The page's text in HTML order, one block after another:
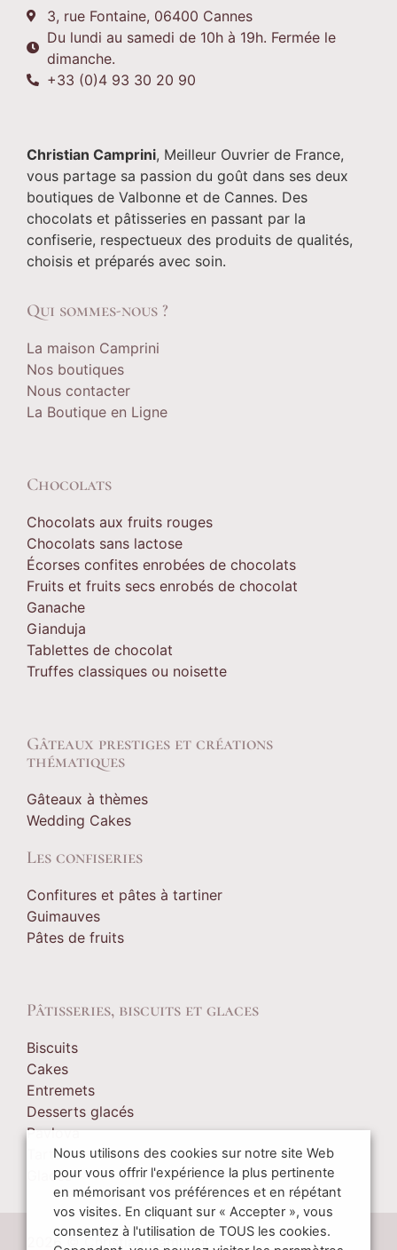
3, rue Fontaine, 06400 Cannes
Du lundi au samedi de 10h à 19h. Fermée le
dimanche.
+33 (0)4 93 30 20 90
Christian Camprini, Meilleur Ouvrier de France,
vous partage sa passion du goût dans ses deux
boutiques de Valbonne et de Cannes. Des
chocolats et pâtisseries en passant par la
confiserie, respectueux des produits de qualités,
choisis et préparés avec soin.
Qui sommes-nous ?
La maison Camprini
Nos boutiques
Nous contacter
La Boutique en Ligne
Chocolats
Chocolats aux fruits rouges
Chocolats sans lactose
Écorses confites enrobées de chocolats
Fruits et fruits secs enrobés de chocolat
Ganache
Gianduja
Tablettes de chocolat
Truffes classiques ou noisette
Gâteaux prestiges et créations
thématiques
Gâteaux à thèmes
Wedding Cakes
Les confiseries
Confitures et pâtes à tartiner
Guimauves
Pâtes de fruits
Pâtisseries, biscuits et glaces
Biscuits
Cakes
Entremets
Desserts glacés
Pavlova
Tartes
Glaces
2026 © Christian Camprini
Nous utilisons des cookies sur notre site Web
pour vous offrir l'expérience la plus pertinente
en mémorisant vos préférences et en répétant
vos visites. En cliquant sur « Accepter », vous
consentez à l'utilisation de TOUS les cookies.